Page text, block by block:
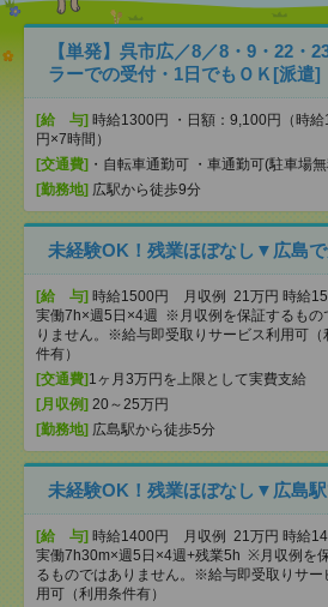
【単発】呉市広／8／8・9・22・
ラーでの受付・1日でもＯＫ[派遣]
[給 与] 時給1300円 ・日額：9,100円（時
円×7時間）
[交通費] ・自転車通勤可 ・車通勤可(駐車場
[勤務地] 広駅から徒歩9分
未経験OK！残業ほぼなし▼広島
[給 与] 時給1500円 月収例 21万円 時給
実働7h×週5日×4週 ※月収例を保証するもの
りません。※給与即受取りサービス利用可（
件有）
[交通費] 1ヶ月3万円を上限として実費支給
[月収例] 20～25万円
[勤務地] 広島駅から徒歩5分
未経験OK！残業ほぼなし▼広島
[給 与] 時給1400円 月収例 21万円 時給
実働7h30m×週5日×4週+残業5h ※月収例を
るものではありません。※給与即受取りサー
用可（利用条件有）